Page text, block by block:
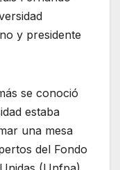
y presidente
se conoció
estaba
una mesa
del Fondo